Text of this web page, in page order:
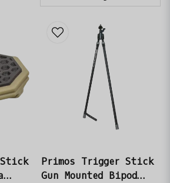
Hos RM Jakt hittar du ett brett sortiment av
Primos Trigger Stick
Gun Mounted Bipod